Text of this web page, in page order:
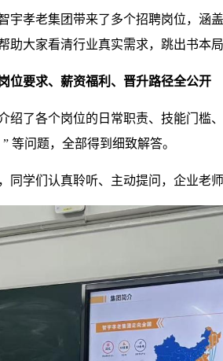
宇孝老集团带来了多个招聘岗位，涵
助大家看清行业真实需求，跳出书本
位要求、薪资福利、晋升路径全公开
绍了各个岗位的日常职责、技能门槛
等问题，全部得到细致解答。
同学们认真聆听、主动提问，企业老